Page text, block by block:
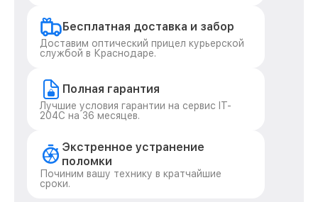
Бесплатная доставка и забор
Доставим оптический прицел курьерской
службой в Краснодаре.
Полная гарантия
Лучшие условия гарантии на сервис IT-
204C на 36 месяцев.
Экстренное устранение
поломки
Починим вашу технику в кратчайшие
сроки.